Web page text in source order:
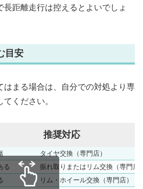
長距離走行は控えるとよいでしょ
目安
はまる場合は、自分での対処より専
ください。
推奨対応
タイヤ交換（専門店）
る
振れ取りまたはリム交換（専門店
リム・ホイール交換（専門店）